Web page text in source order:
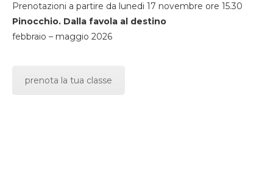
Prenotazioni a partire da lunedi 17 novembre ore 15.30
Pinocchio. Dalla favola al destino
febbraio – maggio 2026
prenota la tua classe